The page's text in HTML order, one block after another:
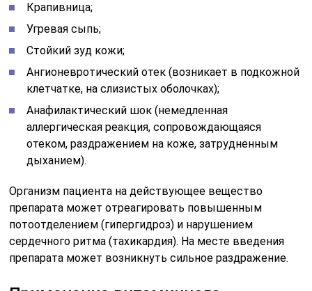
Крапивница;
Угревая сыпь;
Стойкий зуд кожи;
Ангионевротический отек (возникает в подкожной
клетчатке, на слизистых оболочках);
Анафилактический шок (немедленная
аллергическая реакция, сопровождающаяся
отеком, раздражением на коже, затрудненным
дыханием).
Организм пациента на действующее вещество
препарата может отреагировать повышенным
потоотделением (гипергидроз) и нарушением
сердечного ритма (тахикардия). На месте введения
препарата может возникнуть сильное раздражение.